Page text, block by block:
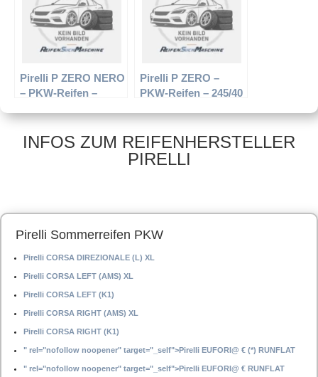
Pirelli P ZERO NERO
– PKW-Reifen –
Sommerreifen
Pirelli P ZERO –
PKW-Reifen – 245/40
Sommerreifen
INFOS ZUM REIFENHERSTELLER
PIRELLI
Pirelli Sommerreifen PKW
Pirelli CORSA DIREZIONALE (L) XL
Pirelli CORSA LEFT (AMS) XL
Pirelli CORSA LEFT (K1)
Pirelli CORSA RIGHT (AMS) XL
Pirelli CORSA RIGHT (K1)
" rel="nofollow noopener" target="_self">Pirelli EUFORI@ € (*) RUNFLAT
" rel="nofollow noopener" target="_self">Pirelli EUFORI@ € RUNFLAT